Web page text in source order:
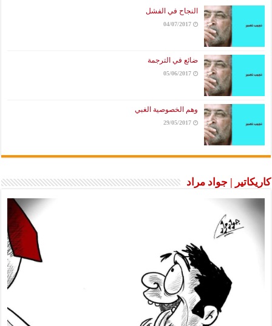
النجاح في الفشل
04/07/2017
ضائع في الترجمة
05/06/2017
وهم الخصوصية الغبي
29/05/2017
كاريكاتير | جواد مراد